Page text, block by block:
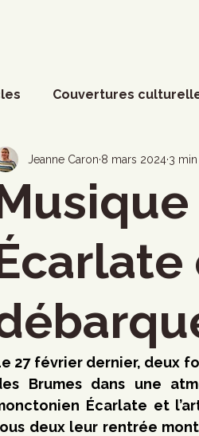
Couvertures
sociaux Dossier
Musique Société
Jeanne Caron 8 mars 2024 3
27 février dernier, deux
Brumes dans une
Écarlate et
deux leur rentrée